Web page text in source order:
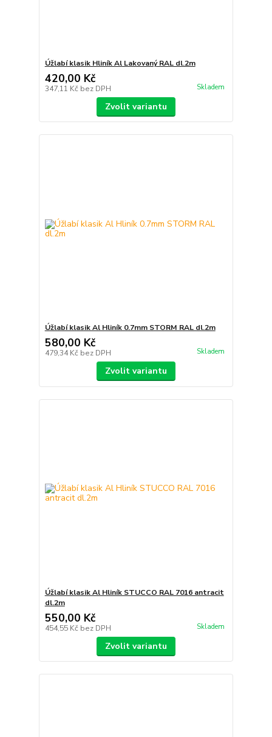
Úžlabí klasik Hliník Al Lakovaný RAL dl.2m
420,00 Kč
347,11 Kč bez DPH Skladem
Zvolit variantu
Úžlabí klasik Al Hliník 0.7mm STORM RAL dl.2m
580,00 Kč
479,34 Kč bez DPH Skladem
Zvolit variantu
Úžlabí klasik Al Hliník STUCCO RAL 7016 antracit
dl.2m
550,00 Kč
454,55 Kč bez DPH Skladem
Zvolit variantu